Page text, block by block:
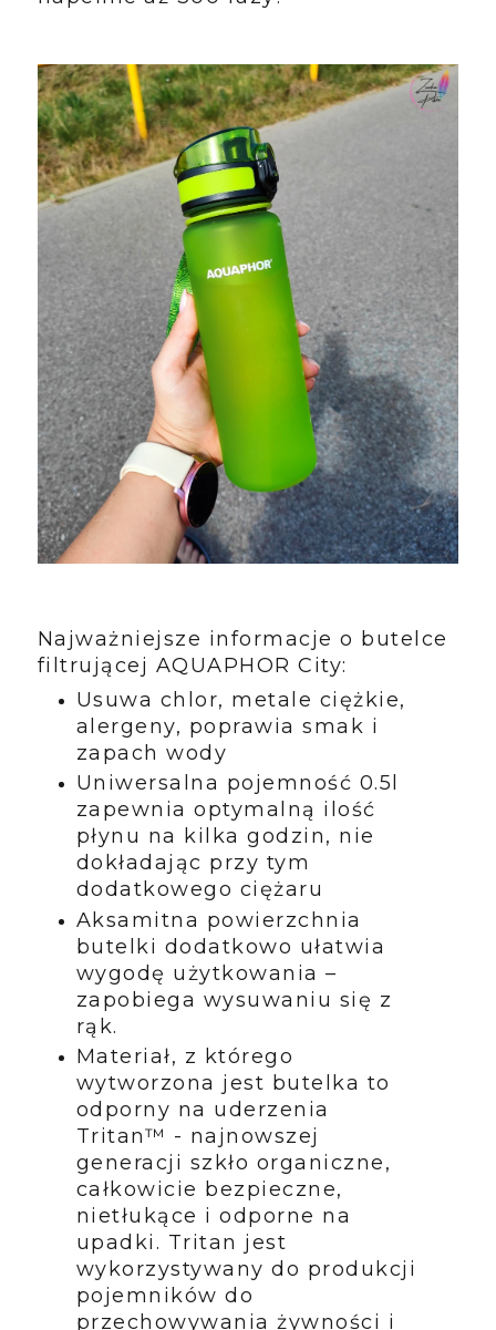
Najważniejsze informacje o butelce
filtrującej AQUAPHOR City:
Usuwa chlor, metale ciężkie,
alergeny, poprawia smak i
zapach wody
Uniwersalna pojemność 0.5l
zapewnia optymalną ilość
płynu na kilka godzin, nie
dokładając przy tym
dodatkowego ciężaru
Aksamitna powierzchnia
butelki dodatkowo ułatwia
wygodę użytkowania –
zapobiega wysuwaniu się z
rąk.
Materiał, z którego
wytworzona jest butelka to
odporny na uderzenia
Tritan™ - najnowszej
generacji szkło organiczne,
całkowicie bezpieczne,
nietłukące i odporne na
upadki. Tritan jest
wykorzystywany do produkcji
pojemników do
przechowywania żywności i